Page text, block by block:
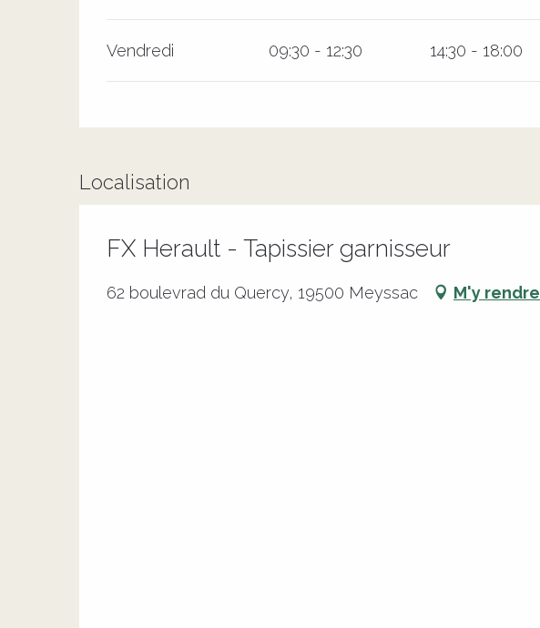
Vendredi 09:30 - 12:30 14:30 - 18:00
Localisation
FX Herault - Tapissier garnisseur
62 boulevrad du Quercy, 19500 Meyssac M'y rendre